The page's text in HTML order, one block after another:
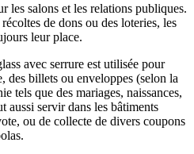
les salons et les relations publiques.
de dons ou des loteries, les
leur place.
avec serrure est utilisée pour
des billets ou enveloppes (selon la
tels que des mariages, naissances,
aussi servir dans les bâtiments
ou de collecte de divers coupons